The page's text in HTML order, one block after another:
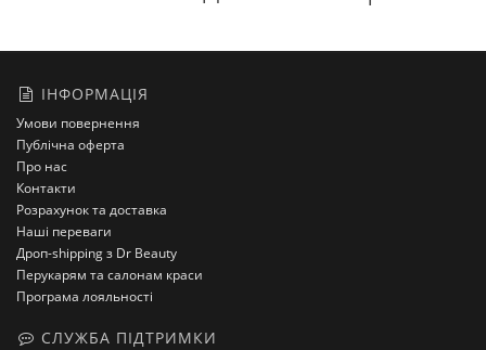
ІНФОРМАЦІЯ
Умови повернення
Публічна оферта
Про нас
Контакти
Розрахунок та доставка
Наші переваги
Дроп-shipping з Dr Beauty
Перукарям та салонам краси
Програма лояльності
СЛУЖБА ПІДТРИМКИ